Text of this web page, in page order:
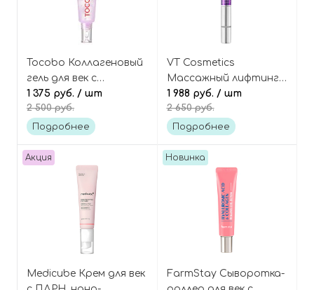
Tocobo Коллагеновый
гель для век с
ретинолом и
ниацинамидом
против тёмных
Brightening Eye Gel
1 375 руб. / шт
2 500 руб.
Подробнее
VT Cosmetics
Массажный лифтинг-
крем для век с
микроиглами
(спикулами) и
Shot Lifting Eye Cream
1 988 руб. / шт
2 650 руб.
Подробнее
Акция
Medicube Крем для век
Новинка
FarmStay Сыворотка-